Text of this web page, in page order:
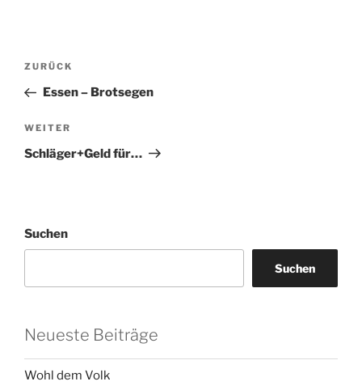
Beitragsnavigation
Vorheriger
Beitrag
ZURÜCK
Essen – Brotsegen
Nächster
Beitrag
WEITER
Schläger+Geld für…
Suchen
Suchen
Neueste Beiträge
Wohl dem Volk